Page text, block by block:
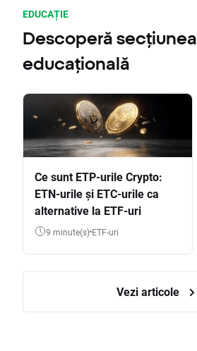
EDUCAȚIE
Descoperă secțiunea
educațională
Ce sunt ETP-urile Crypto:
ETN-urile și ETC-urile ca
alternative la ETF-uri
9 minute(s) ETF-uri
Vezi articole